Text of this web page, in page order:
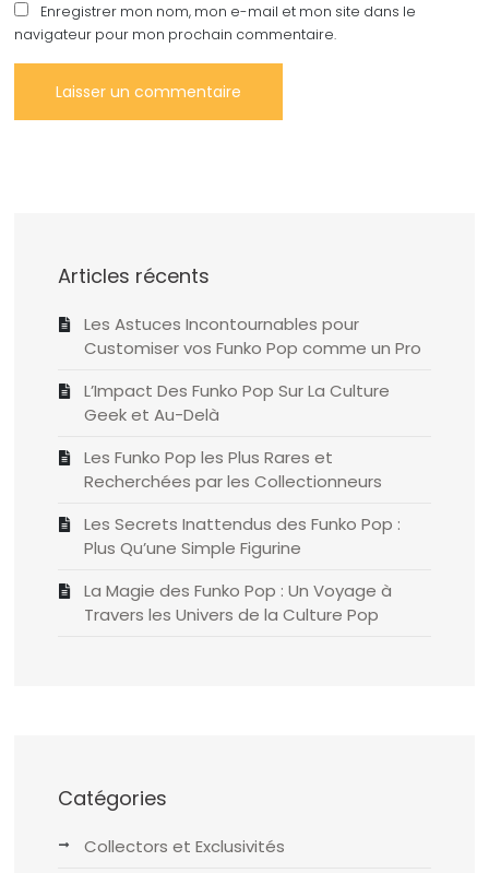
Enregistrer mon nom, mon e-mail et mon site dans le
navigateur pour mon prochain commentaire.
Articles récents
Les Astuces Incontournables pour
Customiser vos Funko Pop comme un Pro
L’Impact Des Funko Pop Sur La Culture
Geek et Au-Delà
Les Funko Pop les Plus Rares et
Recherchées par les Collectionneurs
Les Secrets Inattendus des Funko Pop :
Plus Qu’une Simple Figurine
La Magie des Funko Pop : Un Voyage à
Travers les Univers de la Culture Pop
Catégories
Collectors et Exclusivités